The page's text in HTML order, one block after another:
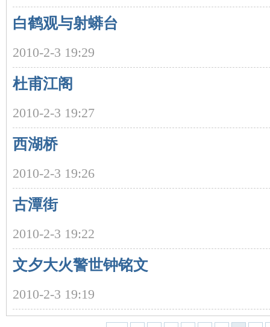
文
白鹤观与射蟒台
2010-2-3 19:29
杜甫江阁
2010-2-3 19:27
西湖桥
2010-2-3 19:26
古潭街
2010-2-3 19:22
文夕大火警世钟铭文
2010-2-3 19:19